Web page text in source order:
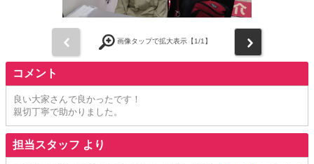
画像タップで拡大表示【1/1】
コメント
良い大家さんで良かったです！
親切丁寧で助かりました。
担当スタッフ より